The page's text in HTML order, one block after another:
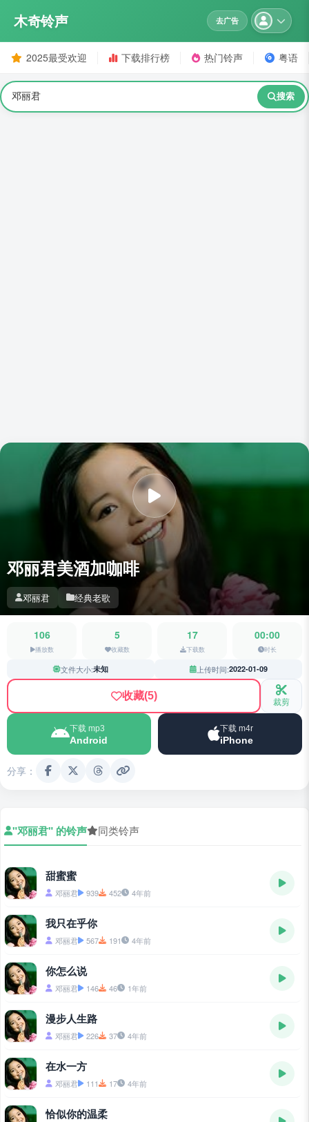
木奇铃声 去广告
2025最受欢迎 下载排行榜 热门铃声 粤语
搜索
邓丽君美酒加咖啡
邓丽君 经典老歌
106
播放数
5
收藏数
17
下载数
00:00
时长
文件大小:未知 上传时间:2022-01-09
收藏(5) 裁剪
下载 mp3
Android
下载 m4r
iPhone
分享：
"邓丽君" 的铃声 同类铃声
甜蜜蜜
邓丽君 939 452 4年前
我只在乎你
邓丽君 567 191 4年前
你怎么说
邓丽君 146 46 1年前
漫步人生路
邓丽君 226 37 4年前
在水一方
邓丽君 111 17 4年前
恰似你的温柔